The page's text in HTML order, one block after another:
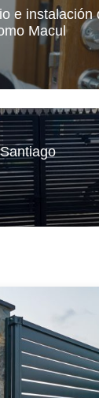
e instalación
Macul